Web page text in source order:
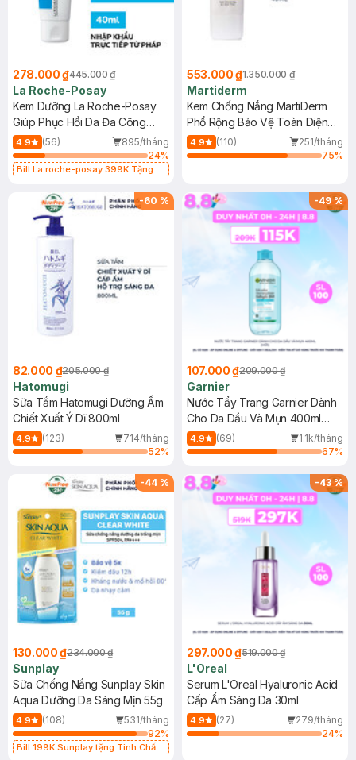
278.000 ₫445.000 ₫
La Roche-Posay
Kem Dưỡng La Roche-Posay
Giúp Phục Hồi Da Đa Công
Dụng 40ml
4.9 (56)
895/tháng
24%
Bill La roche-posay 399K Tặng
(SL có hạn)
553.000 ₫1.350.000 ₫
Martiderm
Kem Chống Nắng MartiDerm
Phổ Rộng Bảo Vệ Toàn Diện
40ml
4.9 (110)
251/tháng
75%
-60 %
82.000 ₫205.000 ₫
Hatomugi
Sữa Tắm Hatomugi Dưỡng Ẩm
Chiết Xuất Ý Dĩ 800ml
4.9 (123)
714/tháng
52%
-49%
107.000 ₫209.000 ₫
Garnier
Nước Tẩy Trang Garnier Dành
Cho Da Dầu Và Mụn 400ml
(Mới)
4.9 (69)
1.1k/tháng
67%
-44 %
130.000 ₫234.000 ₫
Sunplay
Sữa Chống Nắng Sunplay Skin
Aqua Dưỡng Da Sáng Mịn 55g
4.9 (108)
531/tháng
92%
Bill 199K Sunplay tặng Tinh Chất
-43%
297.000 ₫519.000 ₫
L'Oreal
Serum L'Oreal Hyaluronic Acid
Cấp Ẩm Sáng Da 30ml
4.9 (27)
279/tháng
24%